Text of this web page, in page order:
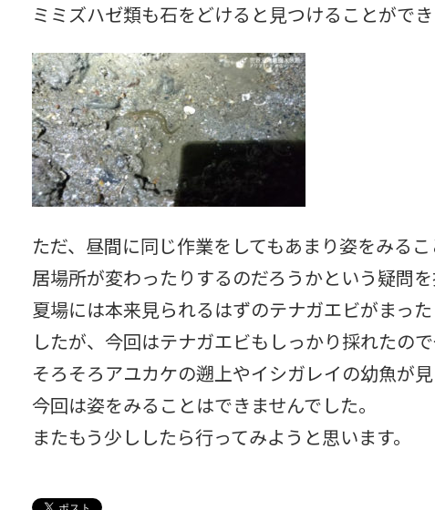
ミミズハゼ類も石をどけると見つけることができ
ただ、昼間に同じ作業をしてもあまり姿をみる
居場所が変わったりするのだろうかという疑問を
夏場には本来見られるはずのテナガエビがまっ
したが、今回はテナガエビもしっかり採れたので
そろそろアユカケの遡上やイシガレイの幼魚が見
今回は姿をみることはできませんでした。
またもう少ししたら行ってみようと思います。